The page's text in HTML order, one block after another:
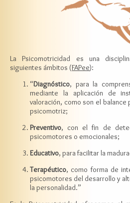
La Psicomotricidad es una
siguientes ámbitos (FAPee):
“Diagnóstico, para la
mediante la aplicación de
valoración, como son el
psicomotriz;
Preventivo, con el fin de
psicomotores o emocionales;
Educativo, para facilitar la
Terapéutico, como forma de
psicomotores del desarrollo y
la personalidad.”